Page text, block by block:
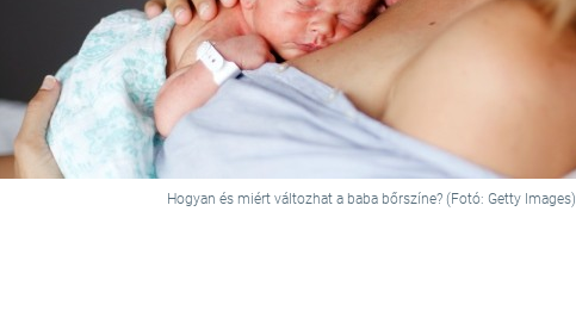
Hogyan és miért változhat a baba bőrszíne? (Fotó: Getty Images)